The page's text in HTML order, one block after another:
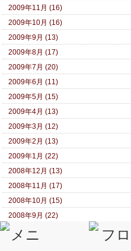
2009年11月 (16)
2009年10月 (16)
2009年9月 (13)
2009年8月 (17)
2009年7月 (20)
2009年6月 (11)
2009年5月 (15)
2009年4月 (13)
2009年3月 (12)
2009年2月 (13)
2009年1月 (22)
2008年12月 (13)
2008年11月 (17)
2008年10月 (15)
2008年9月 (22)
2008年8月 (22)